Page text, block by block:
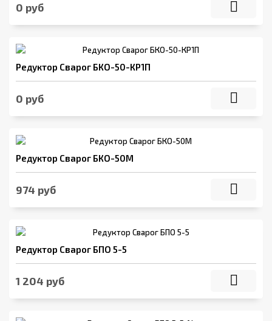
0 руб
Редуктор Сварог БКО-50-КР1П
0 руб
Редуктор Сварог БКО-50М
974 руб
Редуктор Сварог БПО 5-5
1 204 руб